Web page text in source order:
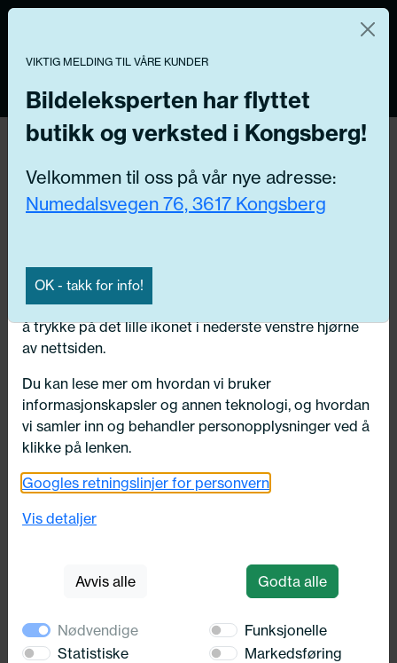
Tilbake
Utsolgt
235/55X17 Michelin X-ICE SNOW
Bredde:
235,00
Profil:
Vi og våre forretningspartnere bruker teknologier,
inkludert informasjonskapsler/«cookies» til å samle
informasjon om deg for forskjellige formål, inkludert:
Funksjonelle, Statistiske, Markedsføring
Ved å trykke «Godta» gir du din tillatelse til alle disse
formålene. Du kan også velge formålet du vil
innstillingene».
Du kan trekke tilbake samtykket ditt til enhver tid ved
å trykke på det lille ikonet i nederste venstre hjørne
av nettsiden.
Du kan lese mer om hvordan vi bruker
informasjonskapsler og annen teknologi, og hvordan
vi samler inn og behandler personopplysninger ved å
klikke på lenken.
Googles retningslinjer for personvern
Vis detaljer
Avvis alle Godta alle
Nødvendige
Funksjonelle
Statistiske
Markedsføring
VIKTIG MELDING TIL VÅRE KUNDER
Bildeleksperten har flyttet
butikk og verksted i Kongsberg!
Velkommen til oss på vår nye adresse:
Numedalsvegen 76, 3617 Kongsberg
OK - takk for info!